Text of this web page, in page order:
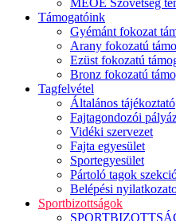
MEOE Szövetség
Támogatóink
Gyémánt fokozat
Arany fokozatú
Ezüst fokozatú
Bronz fokozatú
Tagfelvétel
Általános tájékoztató
Fajtagondozói
Vidéki szervezet
Fajta egyesület
Sportegyesület
Pártoló tagok
Belépési
Sportbizottságok